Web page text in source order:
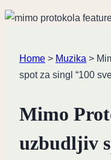
Home > Muzika >
spot za singl “100
Mimo
uzbudljiv